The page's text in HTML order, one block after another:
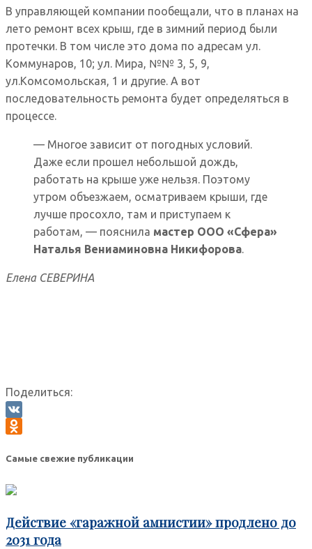
В управляющей компании пообещали, что в планах на
лето ремонт всех крыш, где в зимний период были
протечки. В том числе это дома по адресам ул.
Коммунаров, 10; ул. Мира, №№ 3, 5, 9,
ул.Комсомольская, 1 и другие. А вот
последовательность ремонта будет определяться в
процессе.
— Многое зависит от погодных условий.
Даже если прошел небольшой дождь,
работать на крыше уже нельзя. Поэтому
утром объезжаем, осматриваем крыши, где
лучше просохло, там и приступаем к
работам, — пояснила мастер ООО «Сфера»
Наталья Вениаминовна Никифорова.
Елена СЕВЕРИНА
Поделиться:
VK
Самые свежие публикации
Действие «гаражной амнистии» продлено до
2031 года